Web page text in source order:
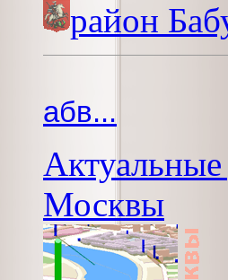
район
абв...
Москвы